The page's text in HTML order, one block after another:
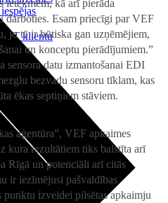
klientu
ietekmēm, kā arī pierāda
darboties. Esam priecīgi par VEF
jo tā ir būtiska gan uzņēmējiem,
un konceptu pierādījumiem.”
sensora datu izmantošanai EDI
bezvadu sensoru tīklam, kas
ēkas septiņiem stāviem.
aģentūra”, VEF apkaimes
kura rezultātiem tiks balstīta arī
Rīgā un potenciāli arī citās
ir iezīmējusi pašvaldības
izveidei pilsētas apkaimju